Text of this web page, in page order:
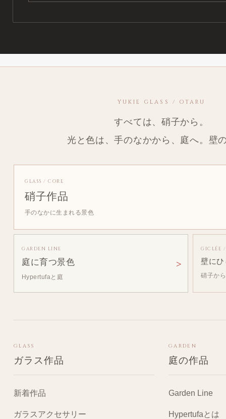
YUKIE GLASS / OTARU
すべては、硝子から。
光と色は、手のなかから、庭へ。壁
GLASS / CORE
硝子作品
手のなかに生まれる景色
GARDEN LINE
庭に育つ景色
Hypertufaと庭
GICLÉE /
壁にひ
硝子か
GLASS
ガラス作品
新着作品
ガラスアクセサリー
GARDEN
庭の作品
Garden Line
Hypertufaとは